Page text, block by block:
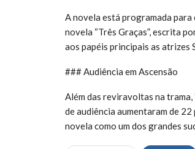
A novela está programada
novela “Três Graças”, escrita
aos papéis principais as atrizes
### Audiência em Ascensão
Além das reviravoltas na trama,
de audiência aumentaram de
novela como um dos grandes